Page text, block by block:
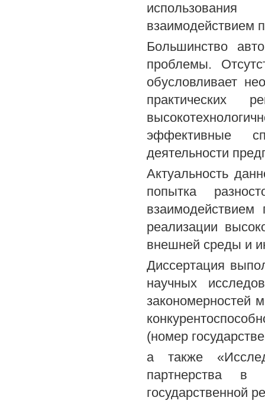
взаимодействием
Большинство
проблемы.
обусловливает
практических
эффективные
деятельности
Актуальность
попытка
реализации
внешней среды и
Диссертация
научных
закономерностей
(номер
а также
партнерства в
государственной